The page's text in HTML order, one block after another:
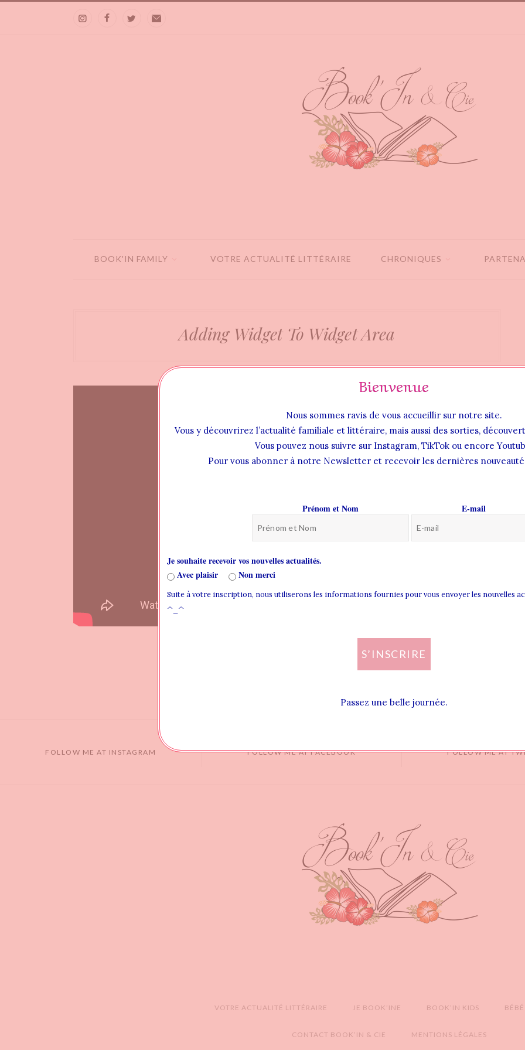
BOOK'IN FAMILY VOTRE ACTUALITÉ LITTÉRAIRE CHRONIQUES
Adding Widget To Widget Area
FOLLOW ME AT INSTAGRAM FOLLOW ME AT FACEBOOK FOLLOW ME AT
VOTRE ACTUALITÉ LITTÉRAIRE JE BOOK’INE BOOK’IN KIDS
CONTACT BOOK’IN & CIE MENTIONS LÉGALES
Bienvenue
Nous sommes ravis de vous accueillir sur notre site.
Vous y découvrirez l’actualité familiale et littéraire, mais aussi des sorties,
Vous pouvez nous suivre sur Instagram, TikTok ou encore
Pour vous abonner à notre Newsletter et recevoir les dernières
Prénom et Nom E-mail
Je souhaite recevoir vos nouvelles actualités.
Avec plaisir
Non merci
Suite à votre inscription, nous utiliserons les informations fournies pour vous envoyer les nouvelles
^_^
S’INSCRIRE
Passez une belle journée.